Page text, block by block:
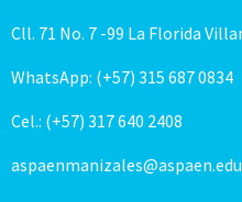
Cll. 71 No. 7 -99 La Florida
WhatsApp: (+57) 315 687 0834
Cel.: (+57) 317 640 2408